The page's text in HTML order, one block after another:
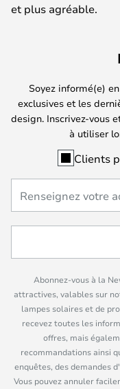
et plus agréable.
Soyez informé(e)
exclusives et les
design. Inscrivez-vous
à utiliser
Clients
Abonnez-vous à la
attractives, valables sur
lampes solaires et de
recevez toutes les
offres, mais
recommandations ainsi
enquêtes, des demandes
Vous pouvez annuler